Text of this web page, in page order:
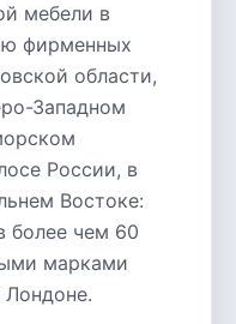
мебели в
фирменных
области,
Западном
России, в
Востоке:
более чем 60
марками
Лондоне.